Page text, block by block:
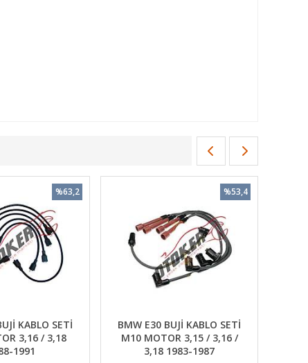
KABLO SETİ
3,16 / 3,18
1991
%63,2
BMW E30 BUJİ KABLO SETİ
M10 MOTOR 3,15 / 3,16 /
3,18 1983-1987
%53,4